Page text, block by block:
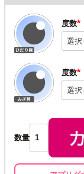
度数
(
度数
(
数量